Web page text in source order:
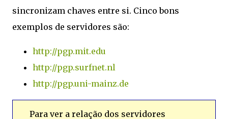
sincronizam chaves entre si. Cinco bons
exemplos de servidores são:
http://pgp.mit.edu
http://pgp.surfnet.nl
http://pgp.uni-mainz.de
Para ver a relação dos servidores